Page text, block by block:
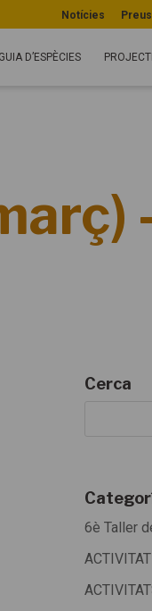
Notícies Preus
GUIA D’ESPÈCIES
Cerca
6è Taller